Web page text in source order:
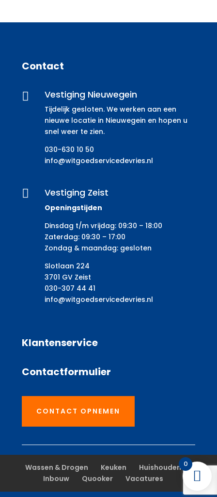
Contact
 Vestiging Nieuwegein
Tijdelijk gesloten. We werken aan een
nieuwe locatie in Nieuwegein en hopen u
snel weer te zien.
030-630 10 50
info@witgoedservicedevries.nl
 Vestiging Zeist
Openingstijden
Dinsdag t/m vrijdag: 09:30 – 18:00
Zaterdag: 09:30 – 17:00
Zondag & maandag: gesloten
Slotlaan 224
3701 GV Zeist
030-307 44 41
info@witgoedservicedevries.nl
Klantenservice
Contactformulier
CONTACT OPNEMEN
Wassen & Drogen Keuken
Huishouden
Inbouw
Quooker Vacatures
0